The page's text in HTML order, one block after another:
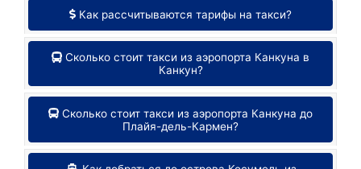
Как рассчитываются тарифы на такси?
Сколько стоит такси из аэропорта Канкуна в
Канкун?
Сколько стоит такси из аэропорта Канкуна до
Плайя-дель-Кармен?